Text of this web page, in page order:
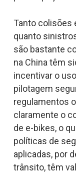
Tanto colisões
quanto
são bastante
na China têm
incentivar o
pilotagem
regulamentos
claramente o
de e-bikes, o
políticas de
aplicadas, por
trânsito, têm